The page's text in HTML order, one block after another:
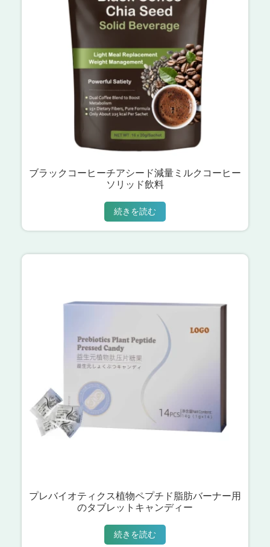
ブラックコーヒーチアシード減量ミルクコーヒー
ソリッド飲料
続きを読む
プレバイオティクス植物ペプチド脂肪バーナー用
のタブレットキャンディー
続きを読む